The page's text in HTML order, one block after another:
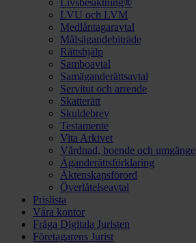
Livsbesiktning®
LVU och LVM
Medlåntagaravtal
Målsägandebiträde
Rättshjälp
Samboavtal
Samäganderättsavtal
Servitut och arrende
Skatterätt
Skuldebrev
Testamente
Vita Arkivet
Vårdnad, boende och umgänge
Äganderättsförklaring
Äktenskapsförord
Överlåtelseavtal
Prislista
Våra kontor
Fråga Digitala Juristen
Företagarens Jurist